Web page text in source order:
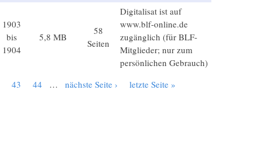
1903
bis
1904
5,8 MB
58
Seiten
Digitalisat ist auf
www.blf-online.de
zugänglich (für BLF-
Mitglieder; nur zum
persönlichen Gebrauch)
43 44 … nächste Seite ›
letzte Seite »